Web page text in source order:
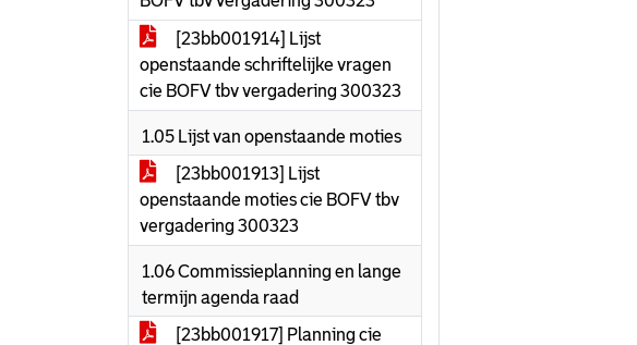
[23bb001914] Lijst
openstaande schriftelijke vragen
cie BOFV tbv vergadering 300323
1.05 Lijst van openstaande moties
[23bb001913] Lijst
openstaande moties cie BOFV tbv
vergadering 300323
1.06 Commissieplanning en lange
termijn agenda raad
[23bb001917] Planning cie